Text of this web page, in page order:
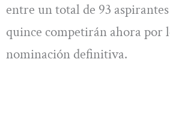
entre un total de 93
quince competirán ahora por
nominación definitiva.